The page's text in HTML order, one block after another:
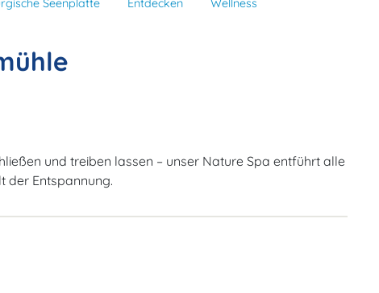
Seenplatte Entdecken
Wellness
und treiben lassen – unser Nature Spa entführt alle
der Entspannung.